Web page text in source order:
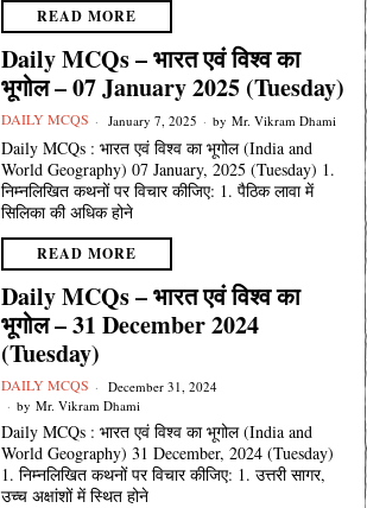
READ MORE
Daily MCQs – भारत एवं विश्व का
भूगोल – 07 January 2025 (Tuesday)
DAILY MCQS January 7, 2025 by Mr. Vikram Dhami
Daily MCQs : भारत एवं विश्व का भूगोल (India and
World Geography) 07 January, 2025 (Tuesday) 1.
निम्नलिखित कथनों पर विचार कीजिए: 1. पैठिक लावा में
सिलिका की अधिक होने
READ MORE
Daily MCQs – भारत एवं विश्व का
भूगोल – 31 December 2024
(Tuesday)
DAILY MCQS
December 31, 2024
by Mr. Vikram Dhami
Daily MCQs : भारत एवं विश्व का भूगोल (India and
World Geography) 31 December, 2024 (Tuesday)
1. निम्नलिखित कथनों पर विचार कीजिए: 1. उत्तरी सागर,
उच्च अक्षांशों में स्थित होने